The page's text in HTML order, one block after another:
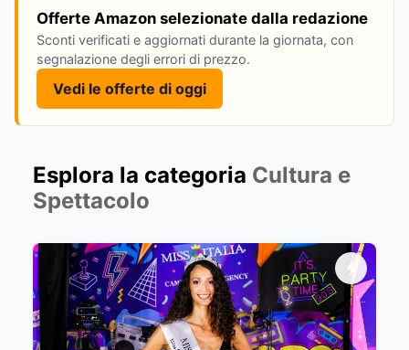
Offerte Amazon selezionate dalla redazione
Sconti verificati e aggiornati durante la giornata, con
segnalazione degli errori di prezzo.
Vedi le offerte di oggi
Esplora la categoria Cultura e
Spettacolo